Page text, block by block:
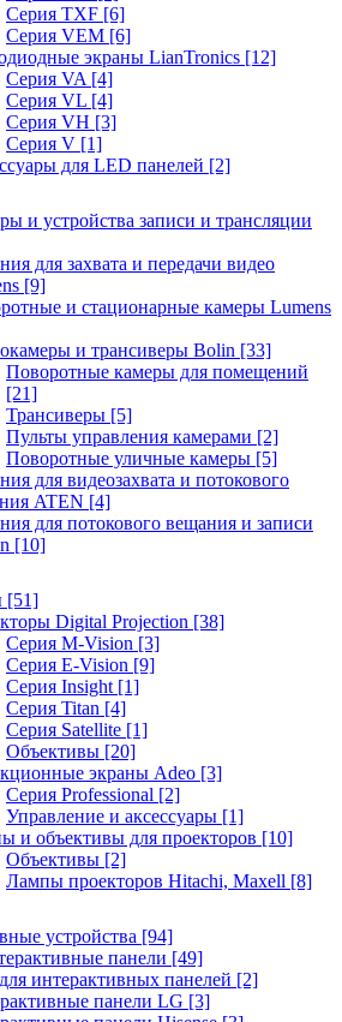
Серия TXF [6]
Серия VEM [6]
экраны LianTronics [12]
Серия VA [4]
Серия VL [4]
Серия VH [3]
Серия V [1]
для LED панелей [2]
и устройства записи и трансляции
для захвата и передачи видео
[9]
и стационарные камеры Lumens
и трансиверы Bolin [33]
Поворотные камеры для помещений
[21]
Трансиверы [5]
Пульты управления камерами [2]
Поворотные уличные камеры [5]
для видеозахвата и потокового
ATEN [4]
для потокового вещания и записи
[10]
[51]
Digital Projection [38]
Серия M-Vision [3]
Серия E-Vision [9]
Серия Insight [1]
Серия Titan [4]
Серия Satellite [1]
Объективы [20]
экраны Adeo [3]
Серия Professional [2]
Управление и аксессуары [1]
и объективы для проекторов [10]
Объективы [2]
Лампы проекторов Hitachi, Maxell [8]
устройства [94]
панели [49]
интерактивных панелей [2]
панели LG [3]